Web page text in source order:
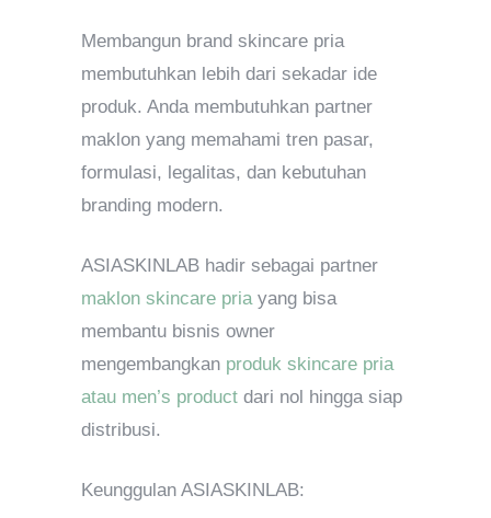
Membangun brand skincare pria
membutuhkan lebih dari sekadar ide
produk. Anda membutuhkan partner
maklon yang memahami tren pasar,
formulasi, legalitas, dan kebutuhan
branding modern.
ASIASKINLAB hadir sebagai partner
maklon skincare priayang bisa
membantu bisnis owner
mengembangkan produk skincare pria
atau men’s product dari nol hingga siap
distribusi.
Keunggulan ASIASKINLAB: